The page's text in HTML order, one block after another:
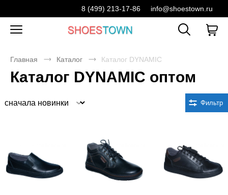
8 (499) 213-17-86 info@shoestown.ru
Главная Каталог Каталог DYNAMIC
Каталог DYNAMIC оптом
Фильтр